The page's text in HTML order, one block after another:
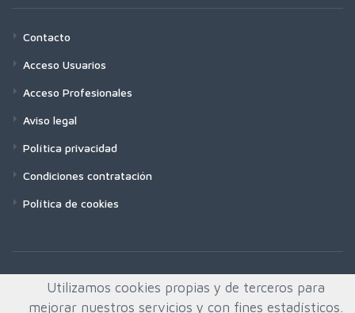
Contacto
Acceso Usuarios
Acceso Profesionales
Aviso legal
Política privacidad
Condiciones contratación
Política de cookies
Utilizamos cookies propias y de terceros para
mejorar nuestros servicios y con fines estadísticos.